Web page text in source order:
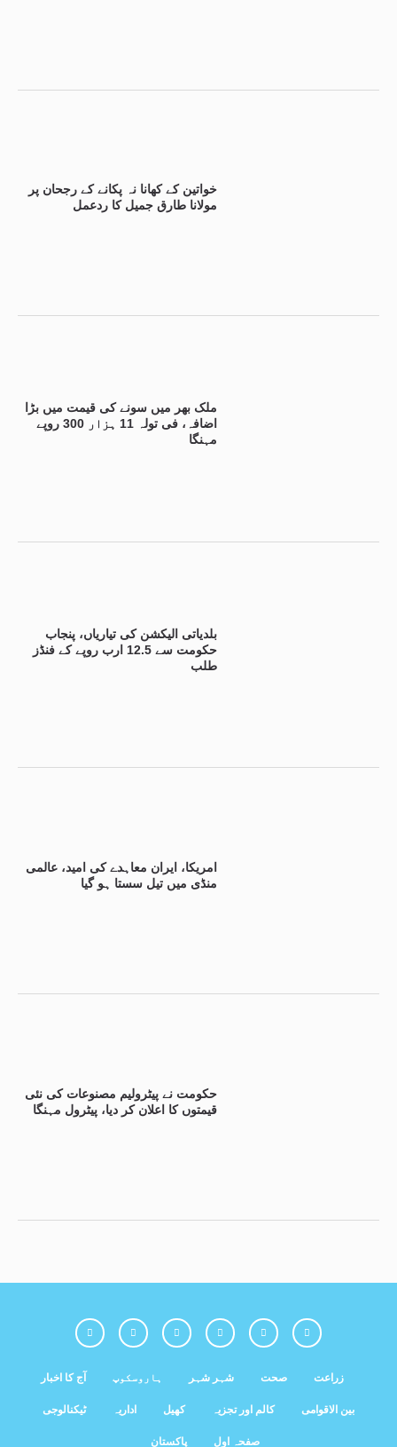
خواتین کے کھانا نہ پکانے کے رجحان پر
مولانا طارق جمیل کا ردعمل
ملک بھر میں سونے کی قیمت میں بڑا
اضافہ، فی تولہ 11 ہزار 300 روپے
مہنگا
بلدیاتی الیکشن کی تیاریاں، پنجاب
حکومت سے 12.5 ارب روپے کے فنڈز
طلب
امریکا، ایران معاہدے کی امید، عالمی
منڈی میں تیل سستا ہو گیا
حکومت نے پیٹرولیم مصنوعات کی نئی
قیمتوں کا اعلان کر دیا، پیٹرول مہنگا
آج کا اخبار ہاروسکوپ شہر شہر صحت زراعت
ٹیکنالوجی اداریہ کھیل کالم اور تجزیہ بین الاقوامی
پاکستان صفحہ اول